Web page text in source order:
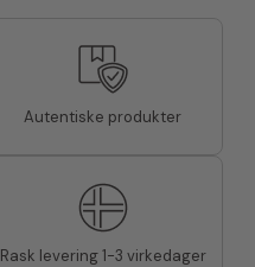
Autentiske produkter
Rask levering 1-3 virkedager